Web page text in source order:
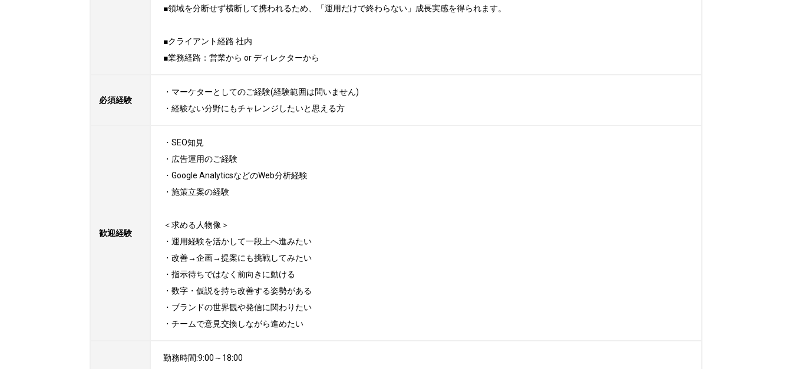
■領域を分断せず横断して携われるため、「運用だけで終わらない」成長実感を得られます。
■クライアント経路 社内
■業務経路：営業から or ディレクターから
必須経験
・マーケターとしてのご経験(経験範囲は問いません)
・経験ない分野にもチャレンジしたいと思える方
歓迎経験
・SEO知見
・広告運用のご経験
・Google AnalyticsなどのWeb分析経験
・施策立案の経験
＜求める人物像＞
・運用経験を活かして一段上へ進みたい
・改善→企画→提案にも挑戦してみたい
・指示待ちではなく前向きに動ける
・数字・仮説を持ち改善する姿勢がある
・ブランドの世界観や発信に関わりたい
・チームで意見交換しながら進めたい
勤務時間:9:00～18:00